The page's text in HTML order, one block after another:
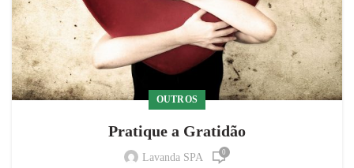
OUTROS
Pratique a Gratidão
Lavanda SPA 0